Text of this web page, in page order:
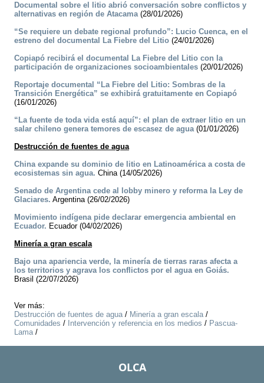
Documental sobre el litio abrió conversación sobre conflictos y
alternativas en región de Atacama(28/01/2026)
“Se requiere un debate regional profundo”: Lucio Cuenca, en el
estreno del documental La Fiebre del Litio (24/01/2026)
Copiapó recibirá el documental La Fiebre del Litio con la
participación de organizaciones socioambientales (20/01/2026)
Reportaje documental “La Fiebre del Litio: Sombras de la
Transición Energética” se exhibirá gratuitamente en Copiapó
(16/01/2026)
“La fuente de toda vida está aquí”: el plan de extraer litio en un
salar chileno genera temores de escasez de agua(01/01/2026)
Destrucción de fuentes de agua
China expande su dominio de litio en Latinoamérica a costa de
ecosistemas sin agua. China (14/05/2026)
Senado de Argentina cede al lobby minero y reforma la Ley de
Glaciares. Argentina (26/02/2026)
Movimiento indígena pide declarar emergencia ambiental en
Ecuador. Ecuador (04/02/2026)
Minería a gran escala
Bajo una apariencia verde, la minería de tierras raras afecta a
los territorios y agrava los conflictos por el agua en Goiás.
Brasil (22/07/2026)
Ver más:
Destrucción de fuentes de agua/ Minería a gran escala/
Comunidades / Intervención y referencia en los medios / Pascua-
Lama/
OLCA